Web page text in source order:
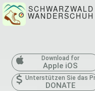
SCHWARZWALD
WANDERSCHUH
Download for
Apple iOS
Unterstützen Sie das
DONATE